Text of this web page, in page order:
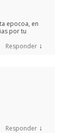
epocoa, en
por tu
Responder ↓
Responder ↓